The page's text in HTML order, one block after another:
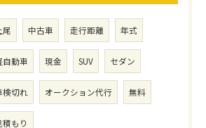
尾 中古車 走行距離 年式
自動車 現金 SUV セダン
検切れ オークション代行 無料
積もり